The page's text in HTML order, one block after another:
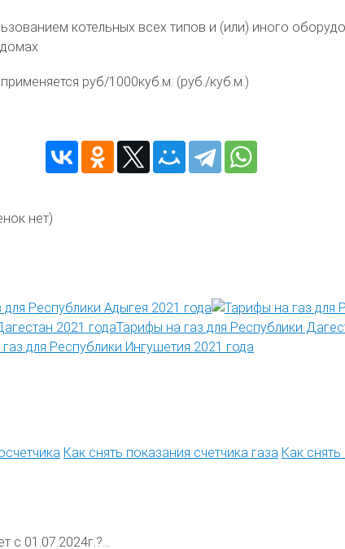
котельных всех типов и (или) иного
руб/1000куб.м. (руб./куб.м.)
нет)
Республики Адыгея 2021 года
Тарифы на газ для Республики
для Республики Ингушетия 2021 года
Как снять показания счетчика газа Как
01.07.2024г.?...